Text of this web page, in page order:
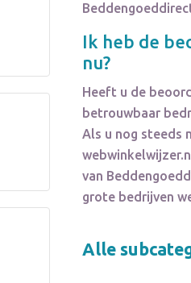
Ik heb de
nu?
Heeft u de
betrouwbaar
Als u nog steeds
van
grote bedrijven
Alle